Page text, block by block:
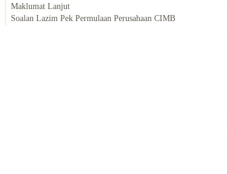
Maklumat Lanjut
Soalan Lazim Pek Permulaan Perusahaan CIMB